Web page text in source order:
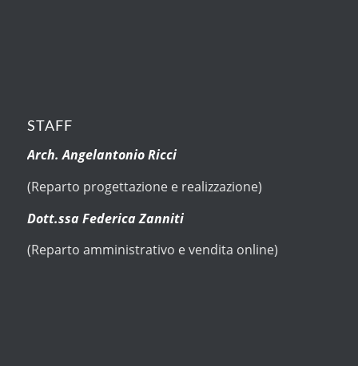
STAFF
Arch. Angelantonio Ricci
(Reparto progettazione e realizzazione)
Dott.ssa Federica Zanniti
(Reparto amministrativo e vendita online)